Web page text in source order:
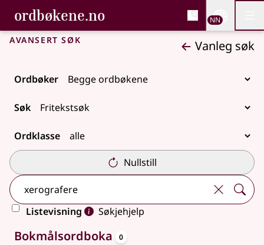
Gå til hovudinnhald
Tilgjenge
ordbøkene.no, Bokmålsordboka og
Bokmålsordboka og Nynorskordboka
NN
Avansert søk Vanleg søk
Ordbøker
Søk
Ordklasse
Nullstill
Listevisning
Søkjehjelp
Ingen treff
Bokmålsordboka 0